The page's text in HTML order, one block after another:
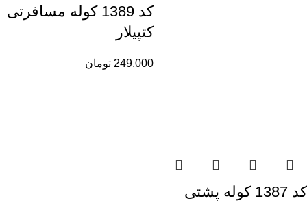
کد 1387 کوله پشتی
کد 1389 کوله مسافرتی
کتپیلار
249,000 تومان